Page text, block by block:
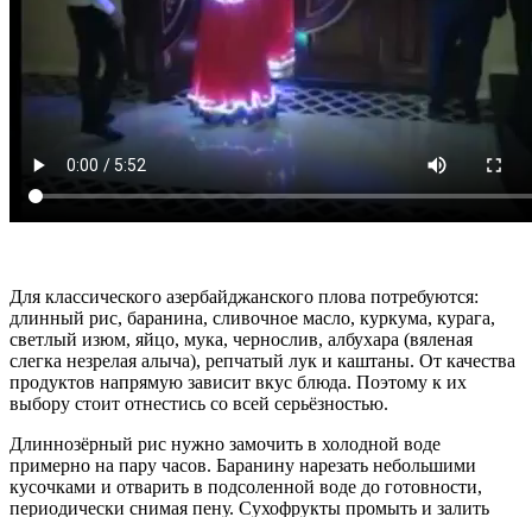
Для классического азербайджанского плова потребуются:
длинный рис, баранина, сливочное масло, куркума, курага,
светлый изюм, яйцо, мука, чернослив, албухара (вяленая
слегка незрелая алыча), репчатый лук и каштаны. От качества
продуктов напрямую зависит вкус блюда. Поэтому к их
выбору стоит отнестись со всей серьёзностью.
Длиннозёрный рис нужно замочить в холодной воде
примерно на пару часов. Баранину нарезать небольшими
кусочками и отварить в подсоленной воде до готовности,
периодически снимая пену. Сухофрукты промыть и залить